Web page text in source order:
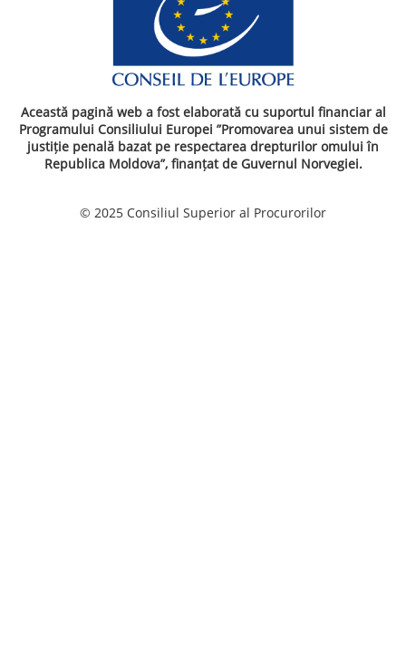
Această pagină web a fost elaborată cu suportul financiar al
Programului Consiliului Europei ”Promovarea unui sistem de
justiție penală bazat pe respectarea drepturilor omului în
Republica Moldova”, finanțat de Guvernul Norvegiei.
© 2025 Consiliul Superior al Procurorilor